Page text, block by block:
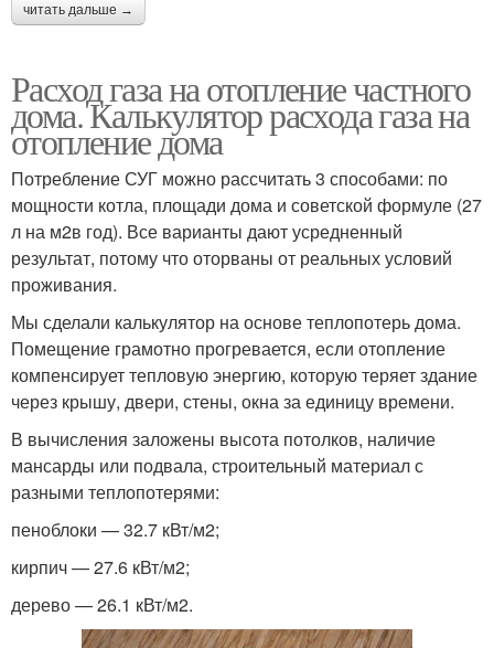
читать дальше →
Расход газа на отопление частного
дома. Калькулятор расхода газа на
отопление дома
Потребление СУГ можно рассчитать 3 способами: по
мощности котла, площади дома и советской формуле (27
л на м2в год). Все варианты дают усредненный
результат, потому что оторваны от реальных условий
проживания.
Мы сделали калькулятор на основе теплопотерь дома.
Помещение грамотно прогревается, если отопление
компенсирует тепловую энергию, которую теряет здание
через крышу, двери, стены, окна за единицу времени.
В вычисления заложены высота потолков, наличие
мансарды или подвала, строительный материал с
разными теплопотерями:
пеноблоки — 32.7 кВт/м2;
кирпич — 27.6 кВт/м2;
дерево — 26.1 кВт/м2.